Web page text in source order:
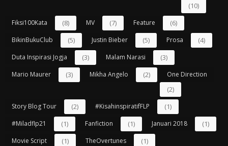
(10)
Fiksi100Kata (8) MV (7) Feature (6)
BikinBukuClub (5) Justin Bieber (5) Prosa (4)
Duta Inspirasi Jogja (3) Malam Narasi (3)
Mario Maurer (3) Mikha Angelo (2) One Direction
(2)
Story Blog Tour (2) #kisahinspiratifFLP (1)
#miladflp21 (1) Fanfiction (1) Januari 2018 (1)
Movie Script (1) TheOvertunes (1)